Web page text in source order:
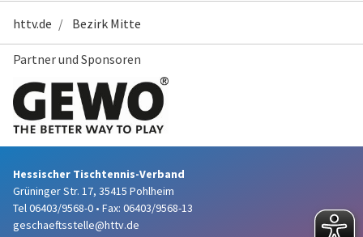
httv.de Bezirk Mitte
Partner und Sponsoren
Hessischer Tischtennis-Verband
Grüninger Str. 17, 35415 Pohlheim
Tel 06403/9568-0 • Fax: 06403/9568-13
geschaeftsstelle@httv.de